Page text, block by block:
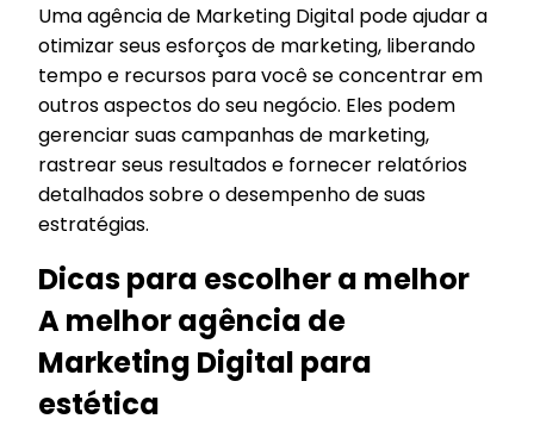
Uma agência de Marketing Digital pode ajudar a
otimizar seus esforços de marketing, liberando
tempo e recursos para você se concentrar em
outros aspectos do seu negócio. Eles podem
gerenciar suas campanhas de marketing,
rastrear seus resultados e fornecer relatórios
detalhados sobre o desempenho de suas
estratégias.
Dicas para escolher a melhor
A melhor agência de
Marketing Digital para
estética